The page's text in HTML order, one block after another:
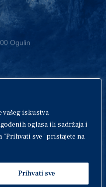
vašeg iskustva
oglasa ili sadržaja i
"Prihvati sve" pristajete na
Prihvati sve